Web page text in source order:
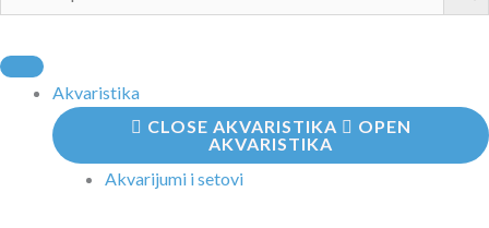
Akvaristika
CLOSE AKVARISTIKA
OPEN
AKVARISTIKA
Akvarijumi i setovi